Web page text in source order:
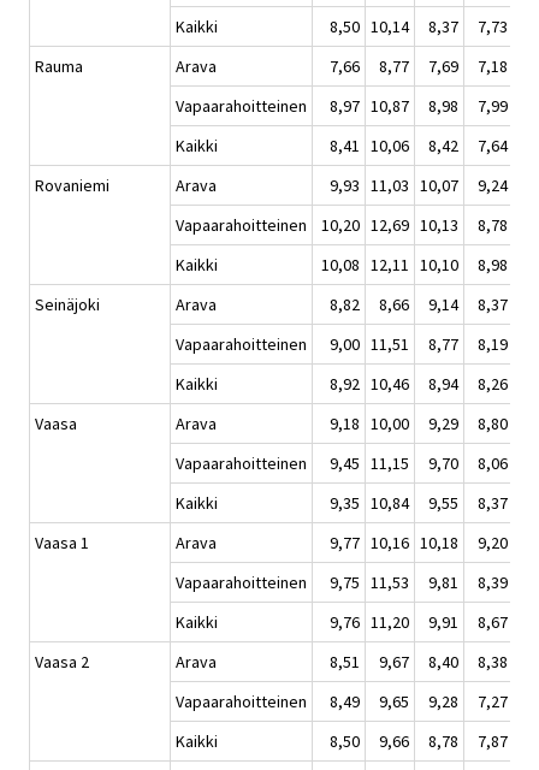
Kaikki 8,50 10,14 8,37
7,73
Rauma
Arava 7,66 8,77 7,69
7,18
Vapaarahoitteinen
8,97 10,87 8,98
7,99
Kaikki
8,41 10,06 8,42
7,64
Rovaniemi
Arava 9,93 11,03 10,07
9,24
Vapaarahoitteinen
10,20 12,69 10,13
8,78
Kaikki
10,08 12,11 10,10
8,98
Seinäjoki
Arava 8,82 8,66 9,14
8,37
Vapaarahoitteinen
9,00 11,51 8,77
8,19
Kaikki
8,92 10,46 8,94
8,26
Vaasa
Arava 9,18 10,00 9,29
8,80
Vapaarahoitteinen
9,45 11,15 9,70
8,06
Kaikki
9,35 10,84 9,55
8,37
Vaasa 1
Arava 9,77 10,16 10,18
9,20
Vapaarahoitteinen
9,75 11,53 9,81
8,39
Kaikki
9,76 11,20 9,91
8,67
Vaasa 2
Arava 8,51 9,67 8,40
8,38
Vapaarahoitteinen
8,49 9,65 9,28
7,27
Kaikki
8,50 9,66 8,78
7,87